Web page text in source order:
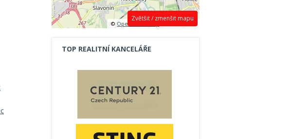
Zvětšit / zmenšit mapu
©OpenStreetMap contributors.
TOP REALITNÍ KANCELÁŘE